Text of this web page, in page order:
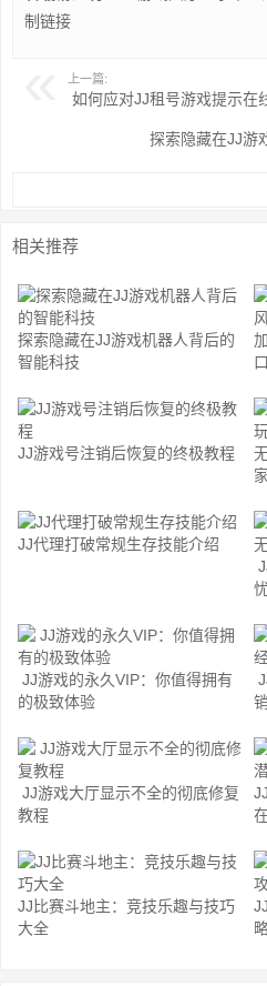
制链接
上一篇:
如何应对JJ租号游戏提示在
探索隐藏在JJ游
相关推荐
探索隐藏在JJ游戏机器人背后的
智能科技
口
JJ游戏号注销后恢复的终极教程
JJ代理打破常规生存技能介绍
JJ游戏的永久VIP：你值得拥有
的极致体验
JJ游戏大厅显示不全的彻底修复
教程
JJ比赛斗地主：竞技乐趣与技巧
大全